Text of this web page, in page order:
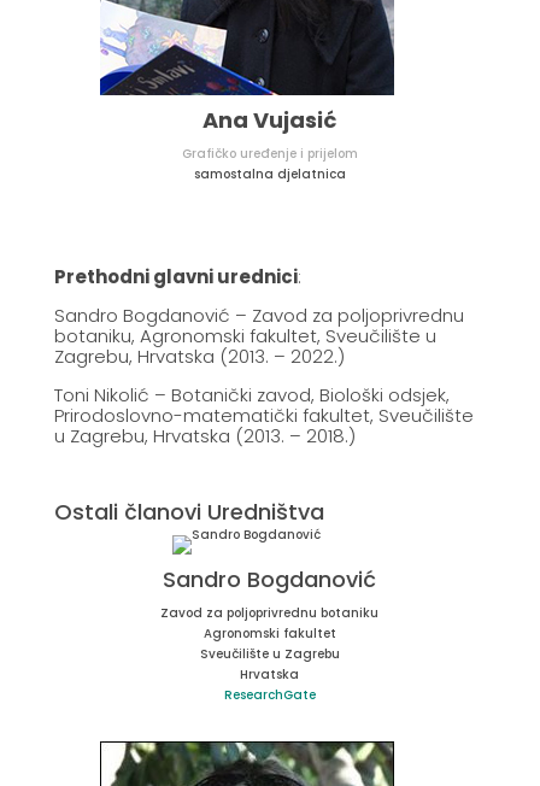
Ana Vujasić
Grafičko uređenje i prijelom
samostalna djelatnica
Prethodni glavni urednici:
Sandro Bogdanović – Zavod za poljoprivrednu
botaniku, Agronomski fakultet, Sveučilište u
Zagrebu, Hrvatska (2013. – 2022.)
Toni Nikolić – Botanički zavod, Biološki odsjek,
Prirodoslovno-matematički fakultet, Sveučilište
u Zagrebu, Hrvatska (2013. – 2018.)
Ostali članovi Uredništva
Sandro Bogdanović
Zavod za poljoprivrednu botaniku
Agronomski fakultet
Sveučilište u Zagrebu
Hrvatska
ResearchGate